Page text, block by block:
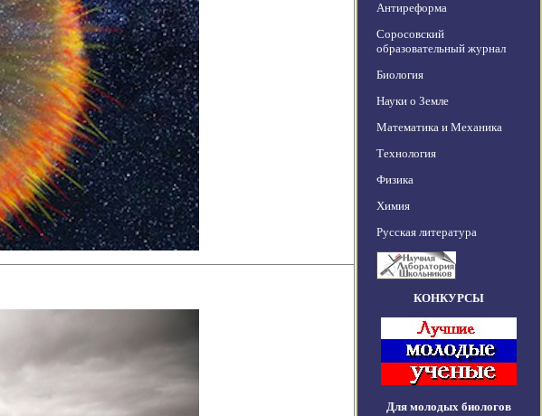
Антиреформа
Соросовский
образовательный журнал
Биология
Науки о Земле
Математика и Механика
Технология
Физика
Химия
Русская литература
КОНКУРСЫ
Для молодых биологов